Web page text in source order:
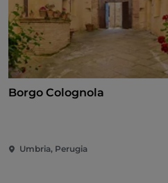
Borgo Colognola
Umbria, Perugia